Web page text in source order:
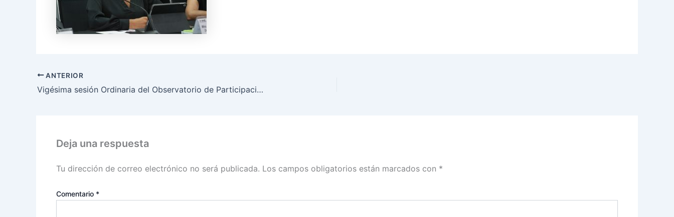
ANTERIOR
Vigésima sesión Ordinaria del Observatorio de Participación Política de las Mujeres en México
Deja una respuesta
Tu dirección de correo electrónico no será publicada. Los campos obligatorios están marcados con *
Comentario *